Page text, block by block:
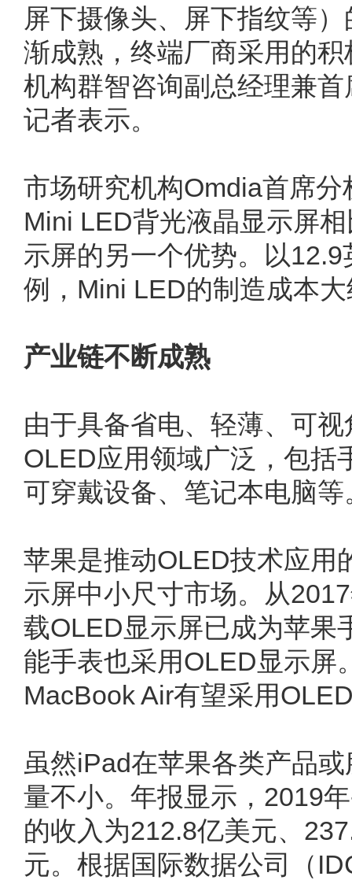
屏下摄像头、屏下指纹等
渐成熟，终端厂商采用的
机构群智咨询副总经理兼
记者表示。
市场研究机构Omdia首席
Mini LED背光液晶显示屏
示屏的另一个优势。以
例，Mini LED的制造成本
产业链不断成熟
由于具备省电、轻薄、可
OLED应用领域广泛，包括
可穿戴设备、笔记本电脑等
苹果是推动OLED技术应用
示屏中小尺寸市场。从
载OLED显示屏已成为苹果
能手表也采用OLED显示屏
MacBook Air有望采用
虽然iPad在苹果各类产品
量不小。年报显示，2019
的收入为212.8亿美元、
元。根据国际数据公司（